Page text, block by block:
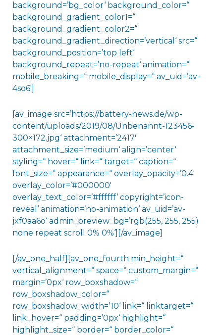
background=’bg_color‘ background_color=“
background_gradient_color1=“
background_gradient_color2=“
background_gradient_direction=’vertical‘ src=“
background_position=’top left‘
background_repeat=’no-repeat‘ animation=“
mobile_breaking=“ mobile_display=“ av_uid=’av-
4so6′]
[av_image src=’https://battery-news.de/wp-
content/uploads/2019/08/Unbenannt-123456-
300×172.jpg‘ attachment=’2417′
attachment_size=’medium‘ align=’center‘
styling=“ hover=“ link=“ target=“ caption=“
font_size=“ appearance=“ overlay_opacity=’0.4′
overlay_color=’#000000′
overlay_text_color=’#ffffff‘ copyright=’icon-
reveal‘ animation=’no-animation‘ av_uid=’av-
jxf0aa6o‘ admin_preview_bg=’rgb(255, 255, 255)
none repeat scroll 0% 0%‘][/av_image]
[/av_one_half][av_one_fourth min_height=“
vertical_alignment=“ space=“ custom_margin=“
margin=’0px‘ row_boxshadow=“
row_boxshadow_color=“
row_boxshadow_width=’10‘ link=“ linktarget=“
link_hover=“ padding=’0px‘ highlight=“
highlight_size=“ border=“ border_color=“